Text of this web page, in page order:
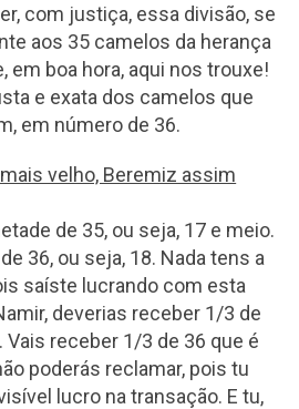
com justiça, essa divisão, se
aos 35 camelos da herança
em boa hora, aqui nos trouxe!
e exata dos camelos que
em número de 36.
velho, Beremiz assim
de 35, ou seja, 17 e meio.
36, ou seja, 18. Nada tens a
saíste lucrando com esta
deverias receber 1/3 de
Vais receber 1/3 de 36 que é
poderás reclamar, pois tu
lucro na transação. E tu,